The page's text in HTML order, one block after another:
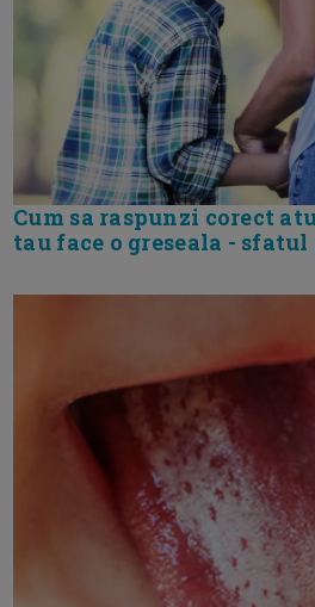
Cum sa raspunzi corect
tau face o greseala -